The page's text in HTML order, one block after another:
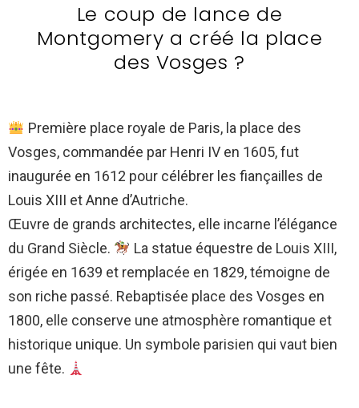
Le coup de lance de
Montgomery a créé la place
des Vosges ?
Première place royale de Paris, la place des
Vosges, commandée par Henri IV en 1605, fut
inaugurée en 1612 pour célébrer les fiançailles de
Louis XIII et Anne d’Autriche.
Œuvre de grands architectes, elle incarne l’élégance
du Grand Siècle.
La statue équestre de Louis XIII,
érigée en 1639 et remplacée en 1829, témoigne de
son riche passé. Rebaptisée place des Vosges en
1800, elle conserve une atmosphère romantique et
historique unique. Un symbole parisien qui vaut bien
une fête.